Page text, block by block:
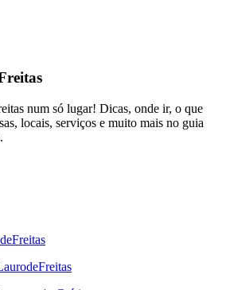
num só lugar! Dicas, onde ir, o que
locais, serviços e muito mais no guia